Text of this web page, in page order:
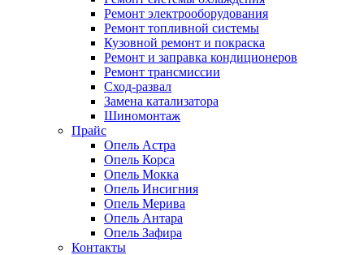
Ремонт электрооборудования
Ремонт топливной системы
Кузовной ремонт и покраска
Ремонт и заправка кондиционеров
Ремонт трансмиссии
Сход-развал
Замена катализатора
Шиномонтаж
Прайс
Опель Астра
Опель Корса
Опель Мокка
Опель Инсигния
Опель Мерива
Опель Антара
Опель Зафира
Контакты